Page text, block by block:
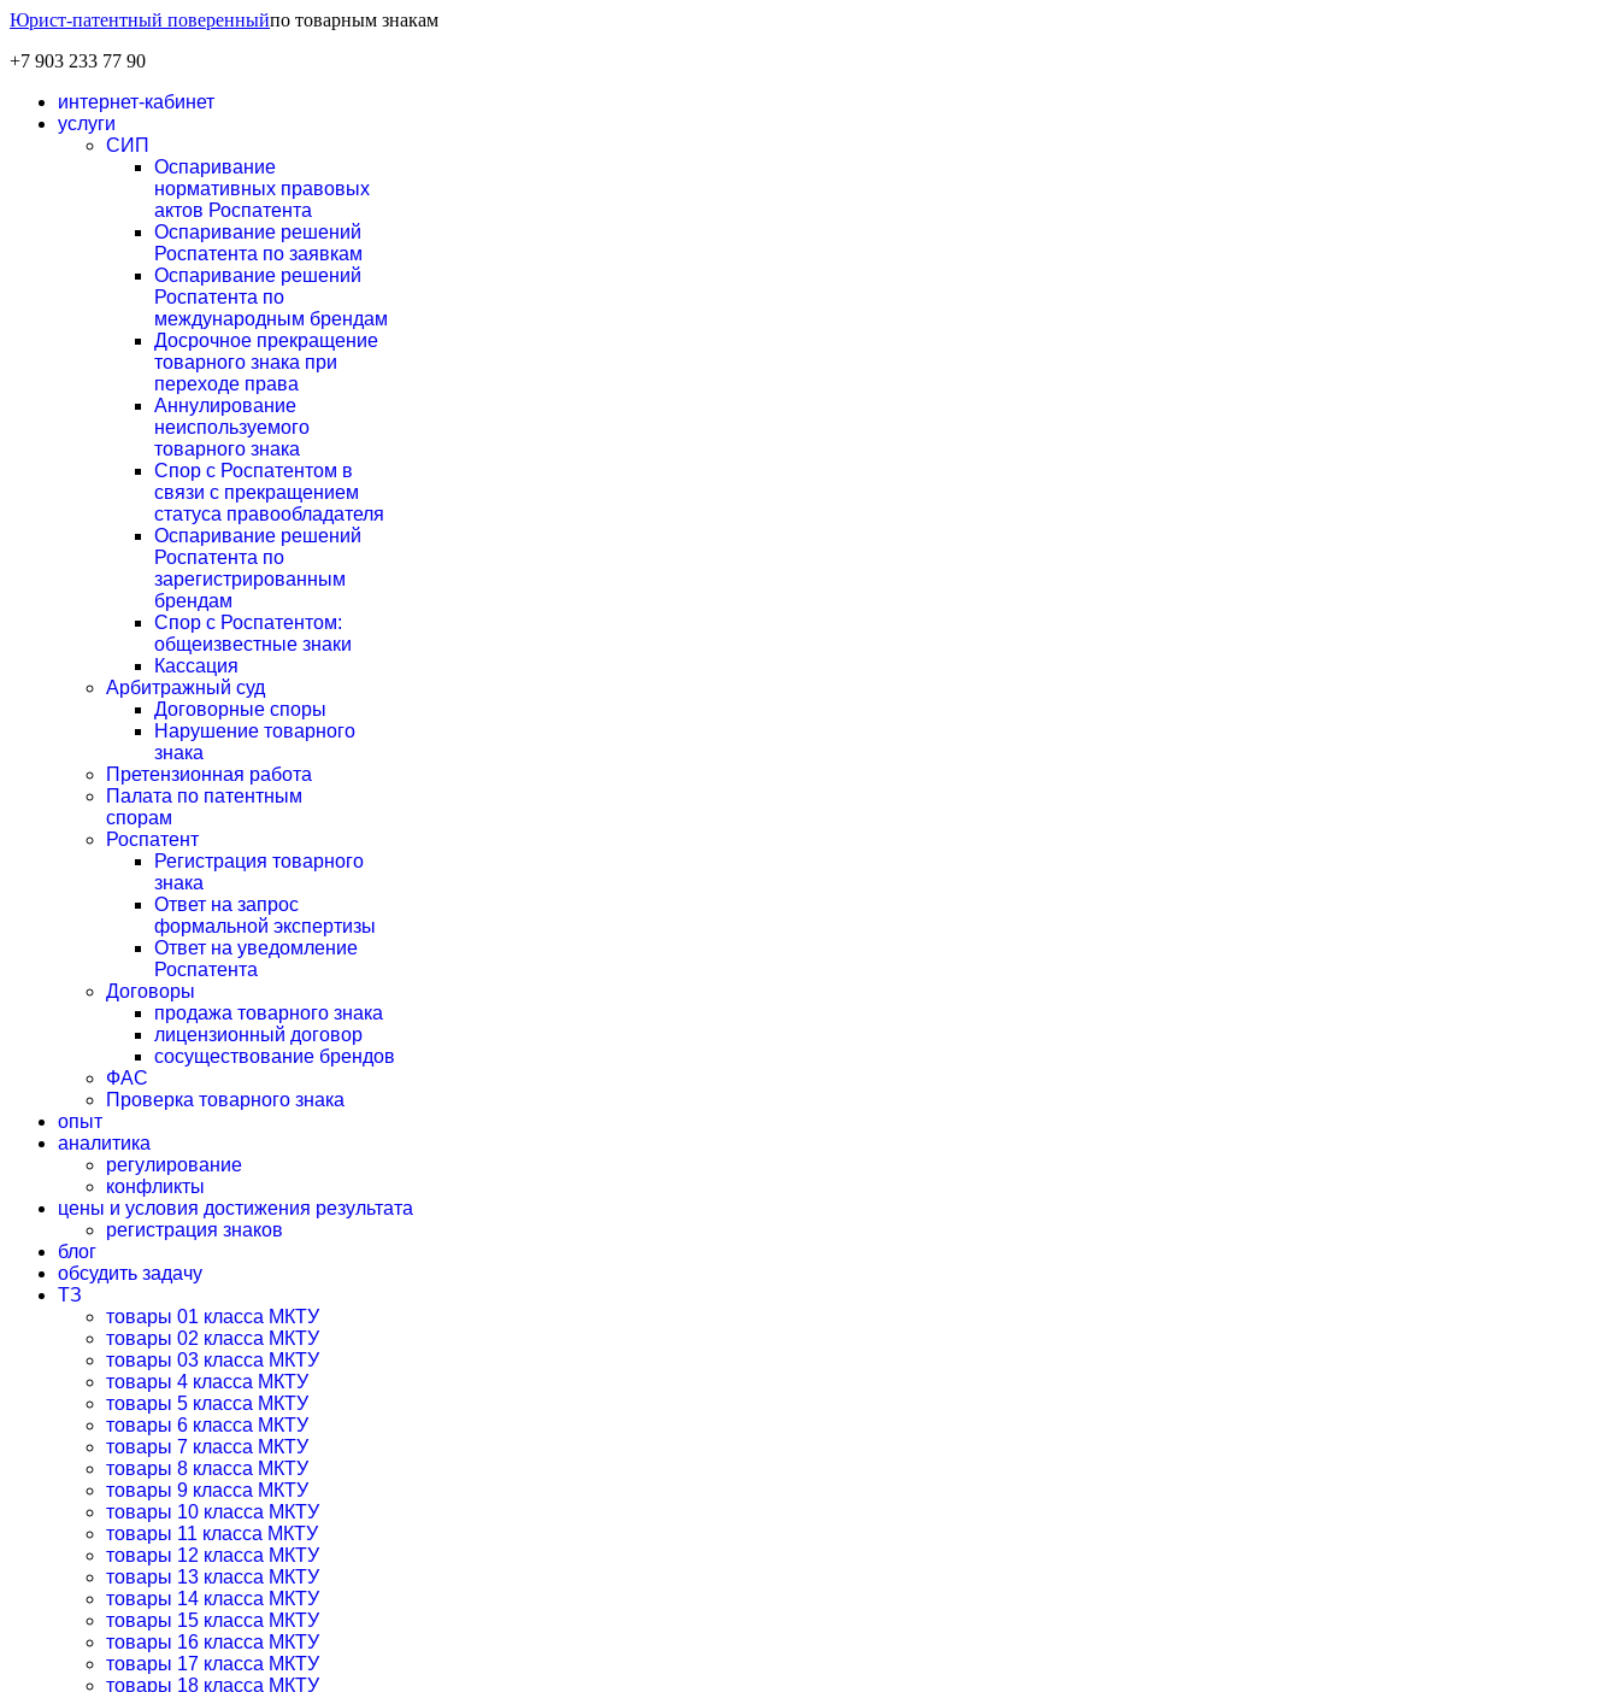
Юрист-патентный поверенныйпо товарным знакам
+7 903 233 77 90
интернет-кабинет
услуги
СИП
Оспаривание
нормативных правовых
актов Роспатента
Оспаривание решений
Роспатента по заявкам
Оспаривание решений
Роспатента по
международным брендам
Досрочное прекращение
товарного знака при
переходе права
Аннулирование
неиспользуемого
товарного знака
Спор с Роспатентом в
связи с прекращением
статуса правообладателя
Оспаривание решений
Роспатента по
зарегистрированным
брендам
Спор с Роспатентом:
общеизвестные знаки
Кассация
Арбитражный суд
Договорные споры
Нарушение товарного
знака
Претензионная работа
Палата по патентным
спорам
Роспатент
Регистрация товарного
знака
Ответ на запрос
формальной экспертизы
Ответ на уведомление
Роспатента
Договоры
продажа товарного знака
лицензионный договор
сосуществование брендов
ФАС
Проверка товарного знака
опыт
аналитика
регулирование
конфликты
цены и условия достижения результата
регистрация знаков
блог
обсудить задачу
ТЗ
товары 01 класса МКТУ
товары 02 класса МКТУ
товары 03 класса МКТУ
товары 4 класса МКТУ
товары 5 класса МКТУ
товары 6 класса МКТУ
товары 7 класса МКТУ
товары 8 класса МКТУ
товары 9 класса МКТУ
товары 10 класса МКТУ
товары 11 класса МКТУ
товары 12 класса МКТУ
товары 13 класса МКТУ
товары 14 класса МКТУ
товары 15 класса МКТУ
товары 16 класса МКТУ
товары 17 класса МКТУ
товары 18 класса МКТУ